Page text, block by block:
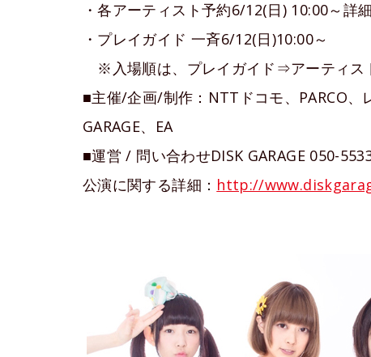
・各アーティスト予約6/12(日) 10:00～詳
・プレイガイド 一斉6/12(日)10:00～
※入場順は、プレイガイド⇒アーティス
■主催/企画/制作：NTTドコモ、PARCO、
GARAGE、EA
■運営 / 問い合わせDISK GARAGE 050-
公演に関する詳細： http://